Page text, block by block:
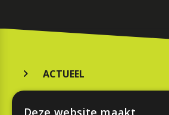
ACTUEEL
Deze website maakt